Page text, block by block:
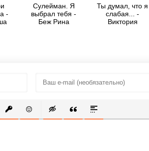
-
Сулейман. Я
выбрал тебя -
Беж Рина
Ты думал, что я
слабая... -
Виктория
СПИСОК
ССЫЛКУ
ВСТАВИТЬ ЗАЩИЩЕННУЮ ССЫЛКУ
ВСТАВИТЬ СМАЙЛИК
ВСТАВКА СКРЫТОГО ТЕКСТА
ВСТАВКА ЦИТАТЫ
ВСТАВКА